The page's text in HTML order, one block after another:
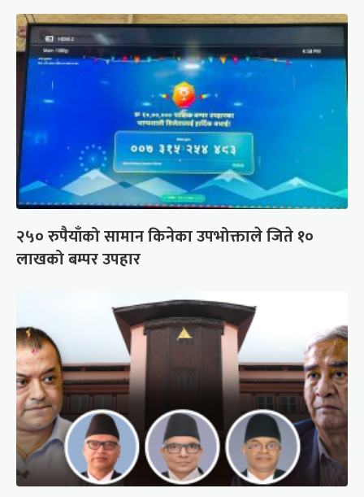
२५० रुपैयाँको सामान किनेका उपभोक्ताले जिते १०
लाखको बम्पर उपहार